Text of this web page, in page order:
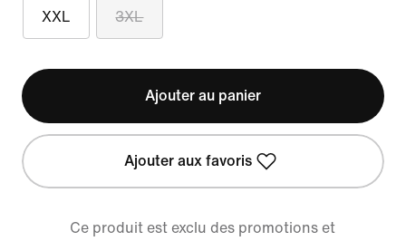
XXL 3XL
Ajouter au panier
Ajouter aux favoris
Ce produit est exclu des promotions et